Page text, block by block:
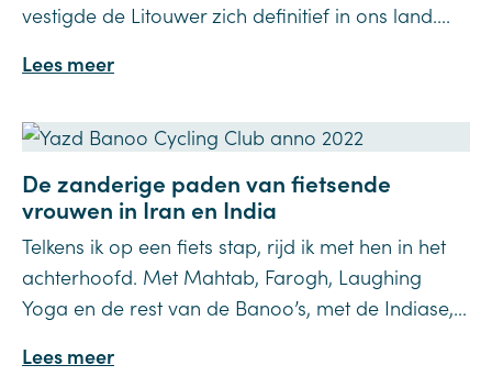
vestigde de Litouwer zich definitief in ons land....
Lees meer
De zanderige paden van fietsende
vrouwen in Iran en India
Telkens ik op een fiets stap, rijd ik met hen in het
achterhoofd. Met Mahtab, Farogh, Laughing
Yoga en de rest van de Banoo’s, met de Indiase,...
Lees meer